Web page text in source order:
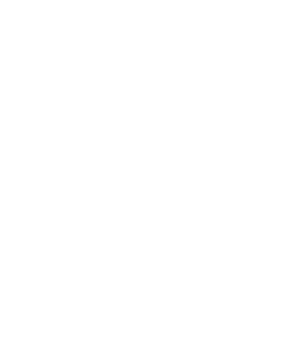
Podemos
La otra piedra en el camino
Junts, sino también
principal apoyo de
«tomadura de pelo» los
Por este motivo, el partido
ley si no se tiene la garantía
acuerdo con recuperar el